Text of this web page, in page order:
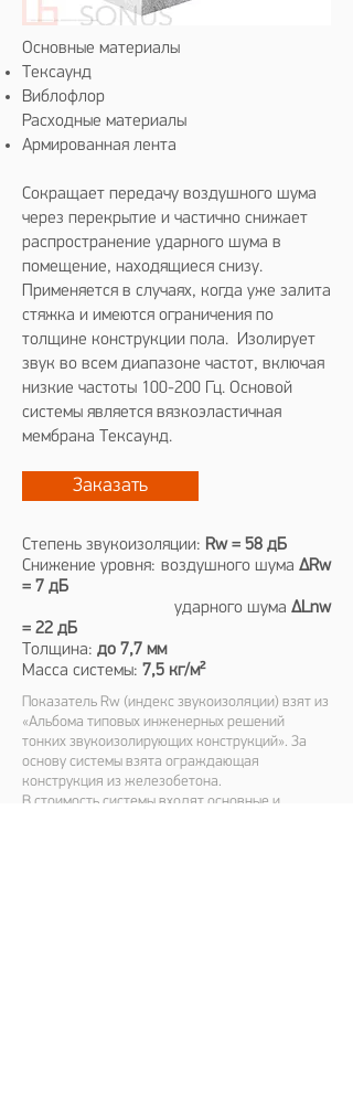
Основные материалы
Тексаунд
Виблофлор
Расходные материалы
Армированная лента
Сокращает передачу воздушного шума
через перекрытие и частично снижает
распространение ударного шума в
помещение, находящиеся снизу.
Применяется в случаях, когда уже залита
стяжка и имеются ограничения по
толщине конструкции пола. Изолирует
звук во всем диапазоне частот, включая
низкие частоты 100-200 Гц. Основой
системы является вязкоэластичная
мембрана Тексаунд.
Заказать
Степень звукоизоляции: Rw = 58 дБ
Снижение уровня: воздушного шума ΔRw
= 7 дБ
ударного шума ΔLnw
= 22 дБ
Толщина: до 7,7 мм
Масса системы: 7,5 кг/м²
Показатель Rw (индекс звукоизоляции) взят из
«Альбома типовых инженерных решений
тонких звукоизолирующих конструкций». За
основу системы взята ограждающая
конструкция из железобетона.
В стоимость системы входят основные и